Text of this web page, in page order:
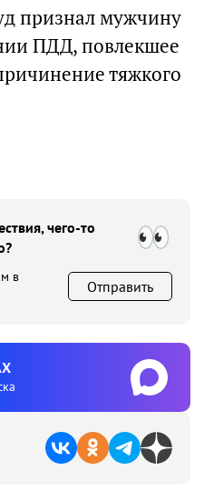
признал мужчину
ПДД, повлекшее
тяжкого
чего-то
в
Отправить